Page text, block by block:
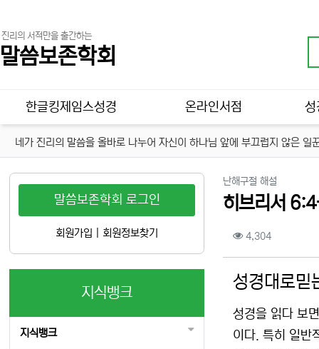
진리의 서적만을 출간하는
말씀보존학회
메인 메뉴
한글킹제임스성경 온라인서점 성
네가 진리의 말씀을 올바로 나누어 자신이 하나님 앞에 부끄럽지 않은
난해구절 해설
히브리서
컨텐츠 정보
4,304조회
성경대로믿
성경을 읽다 보
이다. 특히 일반
말씀보존학회 로그인
회원가입 회원정보찾기
지식뱅크
지식뱅크